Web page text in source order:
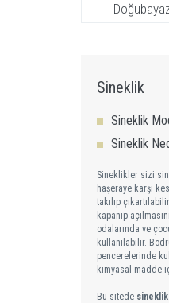
Sineklik
Sineklik
Sineklik
Sineklikler sizi
haşeraye karşı
takılıp
kapanıp
odalarında ve
kullanılabilir.
pencerelerinde
kimyasal madde
Bu sitede